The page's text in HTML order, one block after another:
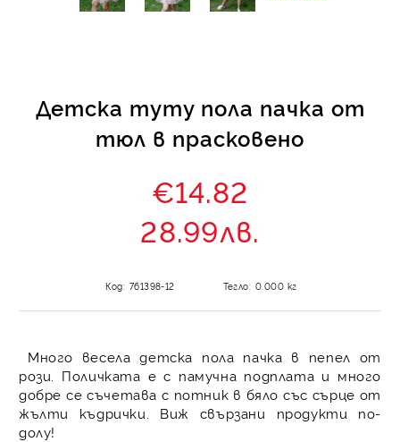
Детска туту пола пачка от
тюл в прасковено
€14.82
28.99лв.
Код: 761398-12 Тегло: 0.000 кг
Много весела детска пола пачка в пепел от
рози. Поличката е с памучна подплата и много
добре се съчетава с потник в бяло със сърце от
жълти къдрички. Виж свързани продукти по-
долу!